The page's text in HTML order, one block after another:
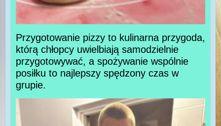
Przygotowanie pizzy to kulinarna przygoda,
którą chłopcy uwielbiają samodzielnie
przygotowywać, a spożywanie wspólnie
posiłku to najlepszy spędzony czas w
grupie.